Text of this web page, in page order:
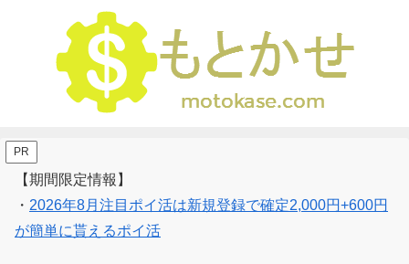
PR
【期間限定情報】
・ 2026年8月注目ポイ活は新規登録で確定2,000円+600円
が簡単に貰えるポイ活